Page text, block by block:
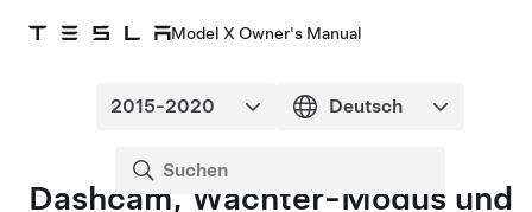
Model X Owner's Manual
Dashcam, Wächter-Modus und